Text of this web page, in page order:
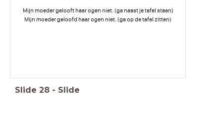
Mijn moeder gelooft haar ogen niet. (ga naast je tafel staan)
Mijn moeder geloofd haar ogen niet. (ga op de tafel zitten)
Slide 28 - Slide